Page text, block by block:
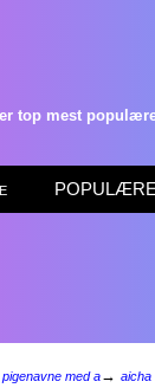
top mest
POPULÆRE
pigenavne med a→ aicha